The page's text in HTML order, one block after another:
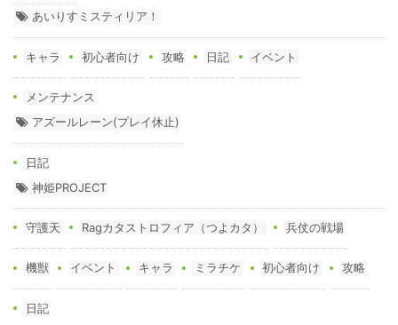
あいりすミスティリア！
キャラ 初心者向け 攻略 日記 イベント
メンテナンス
アズールレーン(プレイ休止)
日記
神姫PROJECT
守護天 Ragカタストロフィア（つよカタ） 兵仗の戦場
機獣 イベント キャラ ミラチケ 初心者向け 攻略
日記